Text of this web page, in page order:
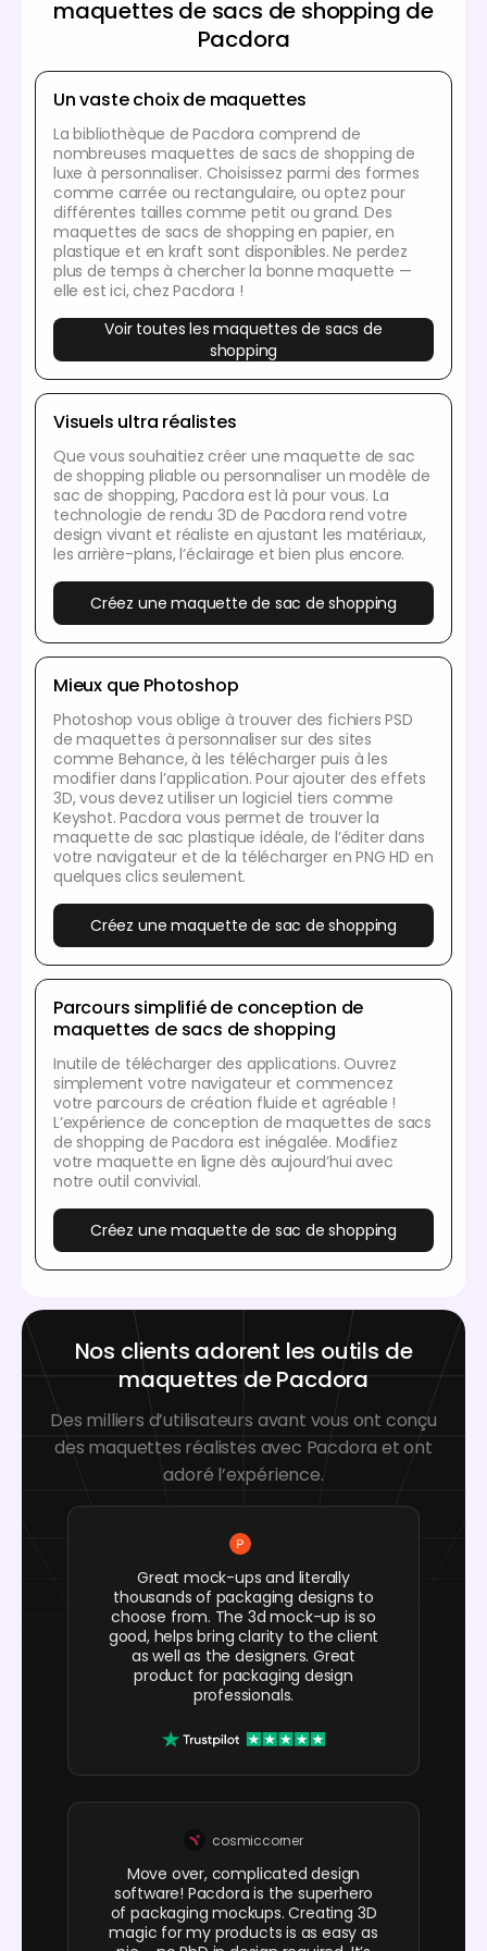
maquettes de sacs de shopping de
Pacdora
Un vaste choix de maquettes
La bibliothèque de Pacdora comprend de
nombreuses maquettes de sacs de shopping de
luxe à personnaliser. Choisissez parmi des formes
comme carrée ou rectangulaire, ou optez pour
différentes tailles comme petit ou grand. Des
maquettes de sacs de shopping en papier, en
plastique et en kraft sont disponibles. Ne perdez
plus de temps à chercher la bonne maquette —
elle est ici, chez Pacdora !
Voir toutes les maquettes de sacs de
shopping
Visuels ultra réalistes
Que vous souhaitiez créer une maquette de sac
de shopping pliable ou personnaliser un modèle de
sac de shopping, Pacdora est là pour vous. La
technologie de rendu 3D de Pacdora rend votre
design vivant et réaliste en ajustant les matériaux,
les arrière-plans, l’éclairage et bien plus encore.
Créez une maquette de sac de shopping
Mieux que Photoshop
Photoshop vous oblige à trouver des fichiers PSD
de maquettes à personnaliser sur des sites
comme Behance, à les télécharger puis à les
modifier dans l’application. Pour ajouter des effets
3D, vous devez utiliser un logiciel tiers comme
Keyshot. Pacdora vous permet de trouver la
maquette de sac plastique idéale, de l’éditer dans
votre navigateur et de la télécharger en PNG HD en
quelques clics seulement.
Créez une maquette de sac de shopping
Parcours simplifié de conception de
maquettes de sacs de shopping
Inutile de télécharger des applications. Ouvrez
simplement votre navigateur et commencez
votre parcours de création fluide et agréable !
L’expérience de conception de maquettes de sacs
de shopping de Pacdora est inégalée. Modifiez
votre maquette en ligne dès aujourd’hui avec
notre outil convivial.
Créez une maquette de sac de shopping
Nos clients adorent les outils de
maquettes de Pacdora
Des milliers d’utilisateurs avant vous ont conçu
des maquettes réalistes avec Pacdora et ont
adoré l’expérience.
Great mock-ups and literally
thousands of packaging designs to
choose from. The 3d mock-up is so
good, helps bring clarity to the client
as well as the designers. Great
product for packaging design
professionals.
cosmiccorner
Move over, complicated design
software! Pacdora is the superhero
of packaging mockups. Creating 3D
magic for my products is as easy as